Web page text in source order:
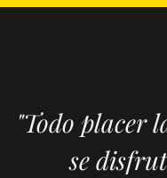
"Todo placer
se